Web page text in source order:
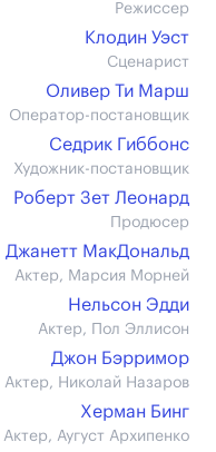
Режиссер
Клодин Уэст
Сценарист
Оливер Ти Марш
Оператор-постановщик
Седрик Гиббонс
Художник-постановщик
Роберт Зет Леонард
Продюсер
Джанетт МакДональд
Актер, Марсия Морней
Нельсон Эдди
Актер, Пол Эллисон
Джон Бэрримор
Актер, Николай Назаров
Херман Бинг
Актер, Аугуст Архипенко